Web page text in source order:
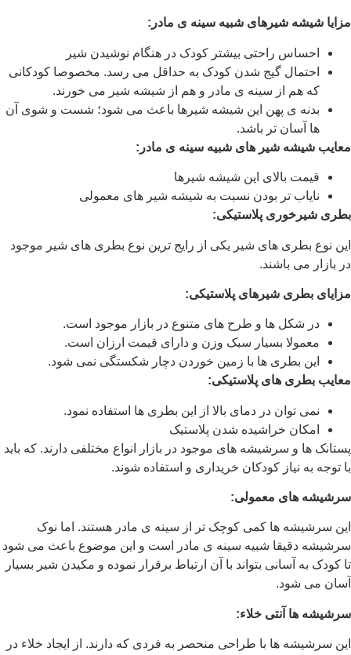
مزایا شیشه شیرهای شبیه سینه ی مادر:
احساس راحتی بیشتر کودک در هنگام نوشیدن شیر
احتمال گیج شدن کودک به حداقل می رسد. مخصوصا کودکانی
که هم از سینه ی مادر و هم از شیشه شیر می خورند.
بدنه ی پهن این شیشه شیرها باعث می شود؛ شست و شوی آن
ها آسان تر باشد.
معایب شیشه شیر های شبیه سینه ی مادر:
قیمت بالای این شیشه شیرها
نایاب تر بودن نسبت به شیشه شیر های معمولی
بطری شیرخوری پلاستیکی:
این نوع بطری های شیر یکی از رایج ترین نوع بطری های شیر موجود
در بازار می باشند.
مزایای بطری شیرهای پلاستیکی:
در شکل ها و طرح های متنوع در بازار موجود است.
معمولا بسیار سبک وزن و دارای قیمت ارزان است.
این بطری ها با زمین خوردن دچار شکستگی نمی شود.
معایب بطری های پلاستیکی:
نمی توان در دمای بالا از این بطری ها استفاده نمود.
امکان خراشیده شدن پلاستیک
پستانک ها و سرشیشه های موجود در بازار انواع مختلفی دارند. که باید
با توجه به نیاز کودکان خریداری و استفاده شوند.
سرشیشه های معمولی:
این سرشیشه ها کمی کوچک تر از سینه ی مادر هستند. اما نوک
سرشیشه دقیقا شبیه سینه ی مادر است و این موضوع باعث می شود
تا کودک به آسانی بتواند با آن ارتباط برقرار نموده و مکیدن شیر بسیار
آسان می شود.
سرشیشه ها آنتی خلاء:
این سرشیشه ها با طراحی منحصر به فردی که دارند. از ایجاد خلاء در